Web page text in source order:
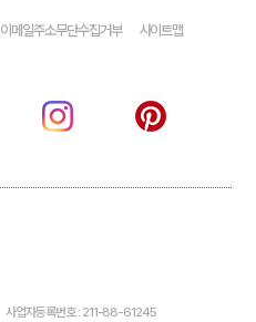
이메일주소무단수집거부 사이트맵
사업자등록번호 : 211-88-61245